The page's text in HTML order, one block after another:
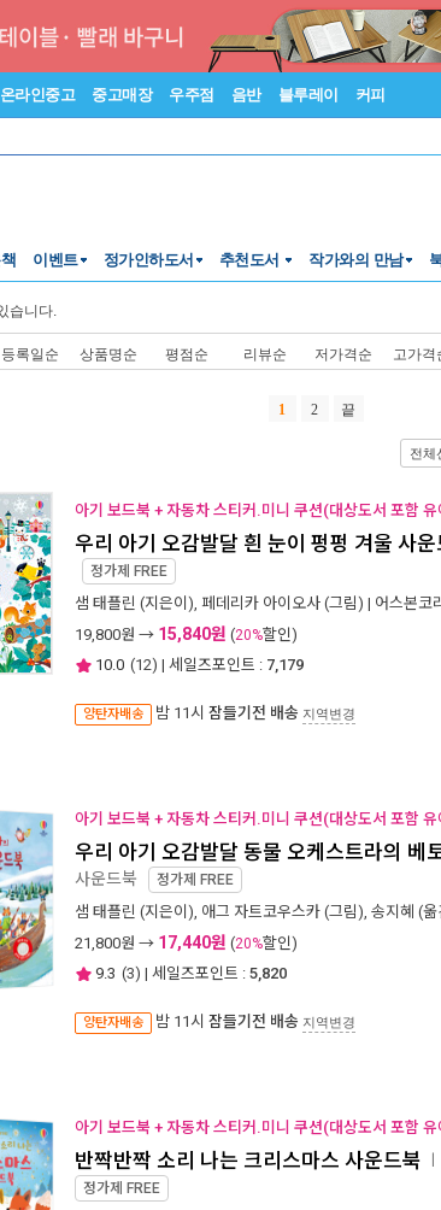
온라인중고 중고매장 우주점 음반 블루레이 커피
이벤트 정가인하도서 추천도서 작가와의 만남
습니다.
등록일순 상품명순 평점순 리뷰순 저가격순 고가격
1 2 끝
전체
아기 보드북 + 자동차 스티커.미니 쿠션(대상도서 포함
우리 아기 오감발달 흰 눈이 펑펑 겨울 사운
정가제 FREE
샘 태플린 (지은이), 페데리카 아이오사 (그림) | 어스본코
19,800원 → 15,840원 (20%할인)
10.0 (12) | 세일즈포인트 : 7,179
양탄자배송 밤 11시 잠들기전 배송 지역변경
아기 보드북 + 자동차 스티커.미니 쿠션(대상도서 포함
우리 아기 오감발달 동물 오케스트라의 베
사운드북 정가제 FREE
샘 태플린 (지은이), 애그 자트코우스카 (그림), 송지혜 (옮
21,800원 → 17,440원 (20%할인)
9.3 (3) | 세일즈포인트 : 5,820
양탄자배송 밤 11시 잠들기전 배송 지역변경
아기 보드북 + 자동차 스티커.미니 쿠션(대상도서 포함
반짝반짝 소리 나는 크리스마스 사운드북
정가제 FREE